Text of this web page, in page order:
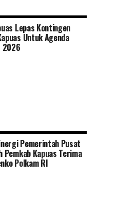
Lepas Kontingen
Untuk Agenda
2026
Pemerintah Pusat
Pemkab Kapuas Terima
Polkam RI